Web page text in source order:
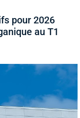
pour 2026
au T1